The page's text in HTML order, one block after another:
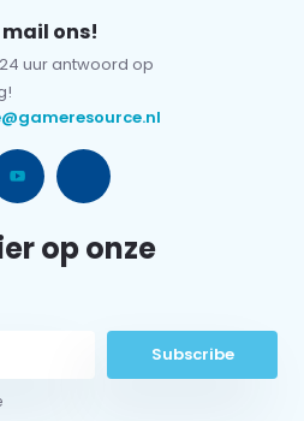
mail ons!
uur antwoord op
op onze
Subscribe